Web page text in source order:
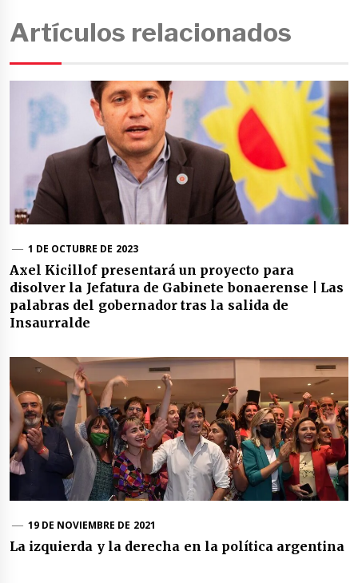
Artículos relacionados
1 DE OCTUBRE DE 2023
Axel Kicillof presentará un proyecto para
disolver la Jefatura de Gabinete bonaerense | Las
palabras del gobernador tras la salida de
Insaurralde
19 DE NOVIEMBRE DE 2021
La izquierda y la derecha en la política argentina